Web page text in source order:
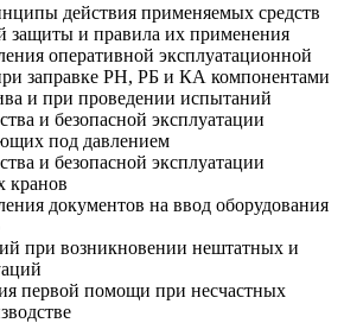
действия применяемых средств
защиты и правила их применения
оперативной эксплуатационной
заправке РН, РБ и КА компонентами
и при проведении испытаний
и безопасной эксплуатации
под давлением
и безопасной эксплуатации
кранов
документов на ввод оборудования
при возникновении нештатных и
первой помощи при несчастных